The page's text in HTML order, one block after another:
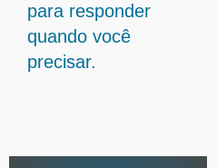
para responder
quando você
precisar.